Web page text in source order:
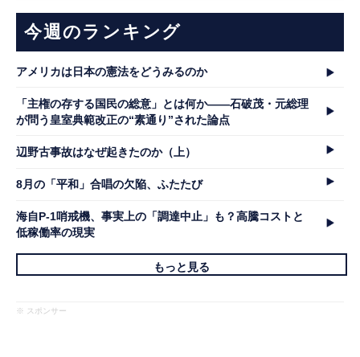
今週のランキング
アメリカは日本の憲法をどうみるのか
「主権の存する国民の総意」とは何か――石破茂・元総理
が問う皇室典範改正の“素通り”された論点
辺野古事故はなぜ起きたのか（上）
8月の「平和」合唱の欠陥、ふたたび
海自P-1哨戒機、事実上の「調達中止」も？高騰コストと
低稼働率の現実
もっと見る
※ スポンサー